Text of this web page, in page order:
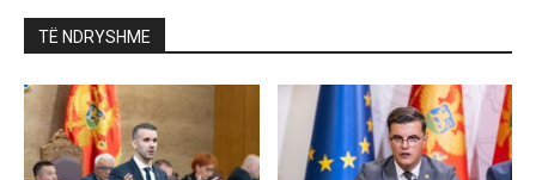
TË NDRYSHME